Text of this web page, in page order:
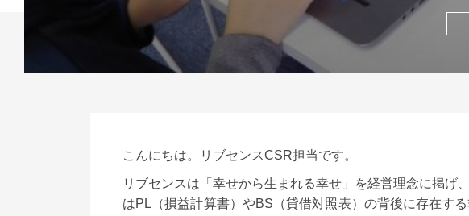
こんにちは。リブセンスCSR担当です。
リブセンスは「幸せから生まれる幸せ」を経営理念に掲
はPL（損益計算書）やBS（貸借対照表）の背後に存在す